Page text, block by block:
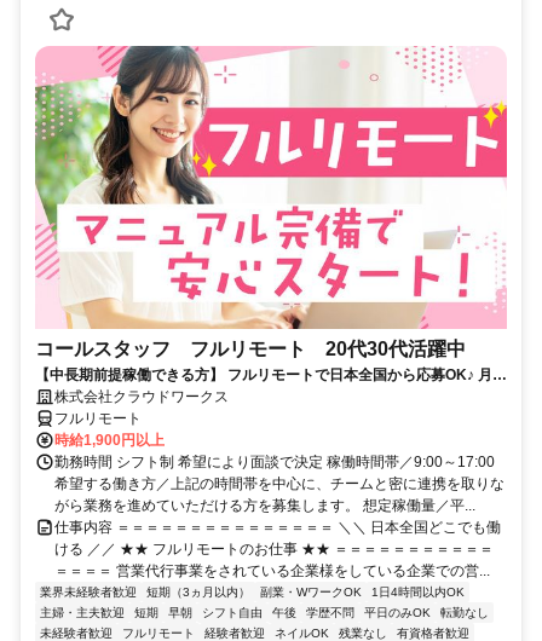
コールスタッフ フルリモート 20代30代活躍中
【中長期前提稼働できる方】 フルリモートで日本全国から応募OK♪ 月稼
働80時間で安定収入！
株式会社クラウドワークス
フルリモート
時給1,900円以上
勤務時間 シフト制 希望により面談で決定 稼働時間帯／9:00～17:00
希望する働き方／上記の時間帯を中心に、チームと密に連携を取りな
がら業務を進めていただける方を募集します。 想定稼働量／平...
仕事内容 ＝＝＝＝＝＝＝＝＝＝＝＝＝＝＝ ＼＼ 日本全国どこでも働
ける ／／ ★★ フルリモートのお仕事 ★★ ＝＝＝＝＝＝＝＝＝＝＝
＝＝＝＝ 営業代行事業をされている企業様をしている企業での営...
業界未経験者歓迎 短期（3ヵ月以内） 副業・WワークOK
1日4時間以内OK
主婦・主夫歓迎
短期 早朝 シフト自由 午後 学歴不問 平日のみOK
転勤なし
未経験者歓迎
フルリモート 経験者歓迎 ネイルOK 残業なし
有資格者歓迎